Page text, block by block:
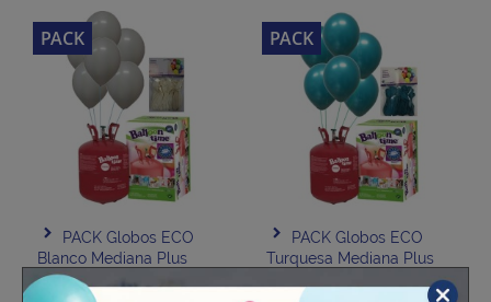
PACK Globos ECO
Blanco Mediana Plus
PACK
PACK Globos ECO
Turquesa Mediana Plus
PACK